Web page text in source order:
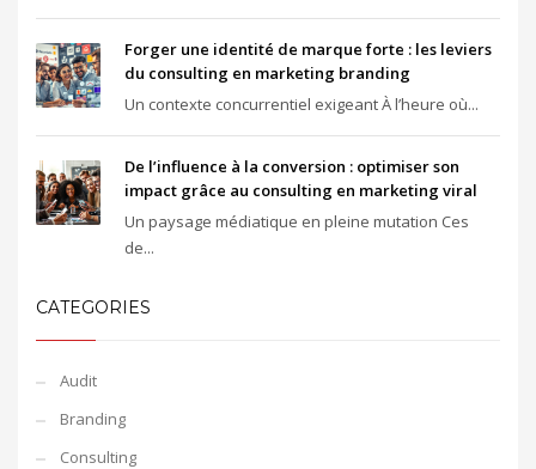
Forger une identité de marque forte : les leviers
du consulting en marketing branding
Un contexte concurrentiel exigeant À l’heure où...
De l’influence à la conversion : optimiser son
impact grâce au consulting en marketing viral
Un paysage médiatique en pleine mutation Ces
de...
CATEGORIES
Audit
Branding
Consulting